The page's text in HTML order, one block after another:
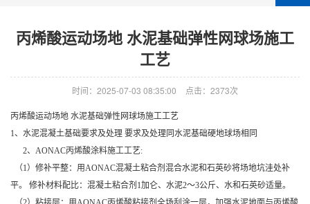
丙烯酸运动场地 水泥基础弹性网球场施工
工艺
时间：2025-07-03 08:35:00 点击：2373次
丙烯酸运动场地 水泥基础弹性网球场施工工艺
1、水泥混凝土基础要求及处理 要求及处理同水泥基础硬地球场相同
2、AONAC丙烯酸涂料施工工艺:
（1）修补平整：用AONAC混凝土粘合剂混合水泥和石英砂将场地坑洼处补
平。 修补材料配比：混凝土粘合剂1加仑、水泥2～3公斤、水和石英砂适量。